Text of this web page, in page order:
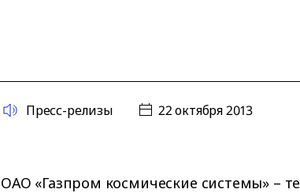
Пресс-релизы 22 октября 2013
ОАО «Газпром космические системы» –